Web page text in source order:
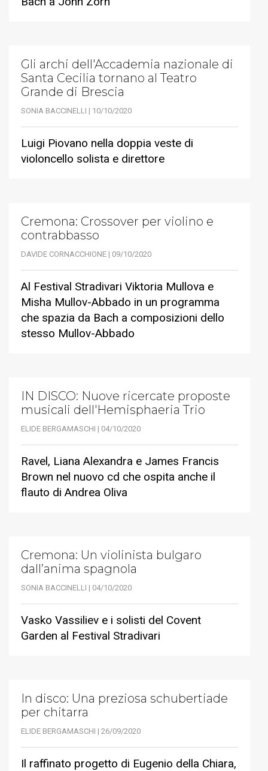
Gli archi dell'Accademia nazionale di
Santa Cecilia tornano al Teatro
Grande di Brescia
SONIA BACCINELLI | 10/10/2020
Luigi Piovano nella doppia veste di
violoncello solista e direttore
Cremona: Crossover per violino e
contrabbasso
DAVIDE CORNACCHIONE | 09/10/2020
Al Festival Stradivari Viktoria Mullova e
Misha Mullov-Abbado in un programma
che spazia da Bach a composizioni dello
stesso Mullov-Abbado
IN DISCO: Nuove ricercate proposte
musicali dell'Hemisphaeria Trio
ELIDE BERGAMASCHI | 04/10/2020
Ravel, Liana Alexandra e James Francis
Brown nel nuovo cd che ospita anche il
flauto di Andrea Oliva
Cremona: Un violinista bulgaro
dall’anima spagnola
SONIA BACCINELLI | 04/10/2020
Vasko Vassiliev e i solisti del Covent
Garden al Festival Stradivari
In disco: Una preziosa schubertiade
per chitarra
ELIDE BERGAMASCHI | 26/09/2020
Il raffinato progetto di Eugenio della Chiara,